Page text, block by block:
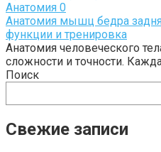
Анатомия 0
Анатомия мышц бедра
функции и тренировка
Анатомия человеческого
сложности и точности.
Поиск
Свежие записи